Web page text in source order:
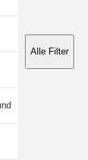
Alle Filter